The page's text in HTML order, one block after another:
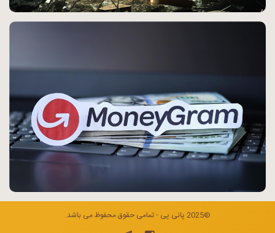
©2025 پانی پی - تمامی حقوق محفوظ می باشد.